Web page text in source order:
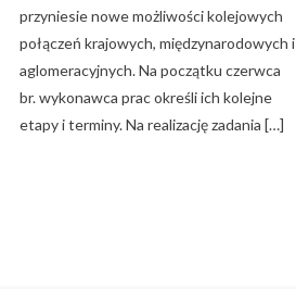
przyniesie nowe możliwości kolejowych
połączeń krajowych, międzynarodowych i
aglomeracyjnych. Na początku czerwca
br. wykonawca prac określi ich kolejne
etapy i terminy. Na realizację zadania […]